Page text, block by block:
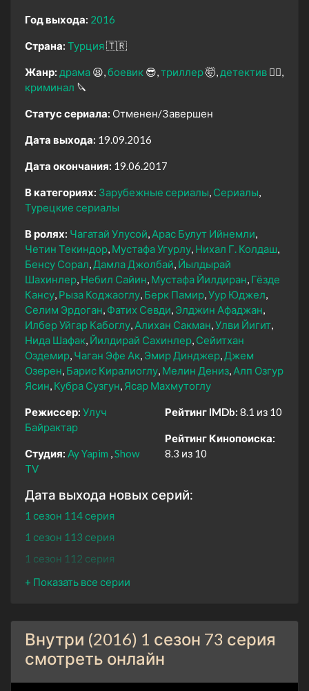
Год выхода: 2016
Страна: Турция🇹🇷
Жанр: драма 😫 боевик 😎 триллер🤯 детектив 🕵️‍♂️
криминал 🔪
Статус сериала: Отменен/Завершен
Дата выхода: 19.09.2016
Дата окончания: 19.06.2017
В категориях: Зарубежные сериалы Сериалы
Турецкие сериалы
В ролях: Чагатай Улусой Арас Булут Ийнемли
Четин Текиндор Мустафа Угурлу Нихал Г. Колдаш
Бенсу Сорал Дамла Джолбай Йылдырай
Шахинлер Небил Сайин Мустафа Йилдиран Гёзде
Кансу Рыза Коджаоглу Берк Памир Уур Юджел
Селим Эрдоган Фатих Севди Элджин Афаджан
Илбер Уйгар Кабоглу Алихан Сакман Улви Йигит
Нида Шафак Йилдирай Сахинлер Сейитхан
Оздемир Чаган Эфе Ак Эмир Динджер Джем
Озерен Барис Киралиоглу Мелин Дениз Алп Озгур
Ясин Кубра Сузгун Ясар Махмутоглу
Режиссер: Улуч
Байрактар
Студия: Ay Yapim Show
TV
Рейтинг IMDb: 8.1 из 10
Рейтинг Кинопоиска:
8.3 из 10
Дата выхода новых серий:
1 сезон 114 серия
1 сезон 113 серия
1 сезон 112 серия
1 сезон 111 серия
1 сезон 109 серия
1 сезон 108 серия
1 сезон 107 серия
1 сезон 106 серия
Внутри (2016) 1 сезон 73 серия
смотреть онлайн